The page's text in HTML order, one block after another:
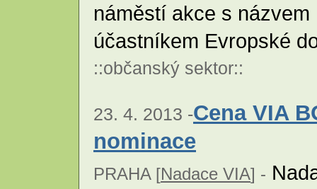
náměstí akce s
účastníkem Evropské
::občanský sektor::
23. 4. 2013 -Cena VIA
nominace
PRAHA [Nadace VIA] -